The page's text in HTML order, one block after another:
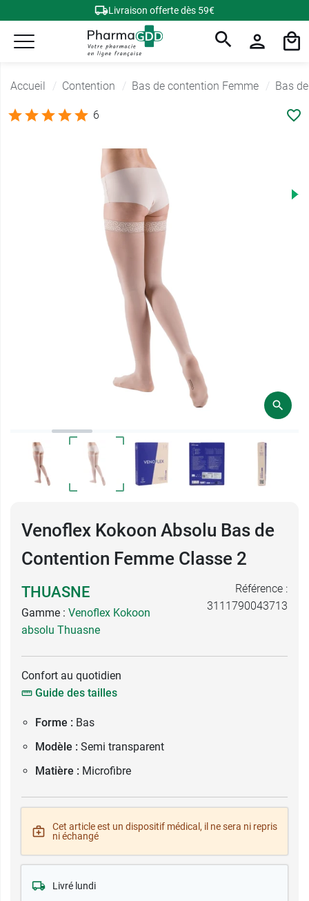
Livraison offerte dès 59€
Accueil Contention Bas de contention Femme Bas
6
Venoflex Kokoon Absolu Bas de
Contention Femme Classe 2
THUASNE
Gamme : Venoflex Kokoon
absolu Thuasne
Référence :
3111790043713
Confort au quotidien
Guide des tailles
Forme : Bas
Modèle : Semi transparent
Matière : Microfibre
Cet article est un dispositif médical, il ne sera ni repris
ni échangé
Livré lundi